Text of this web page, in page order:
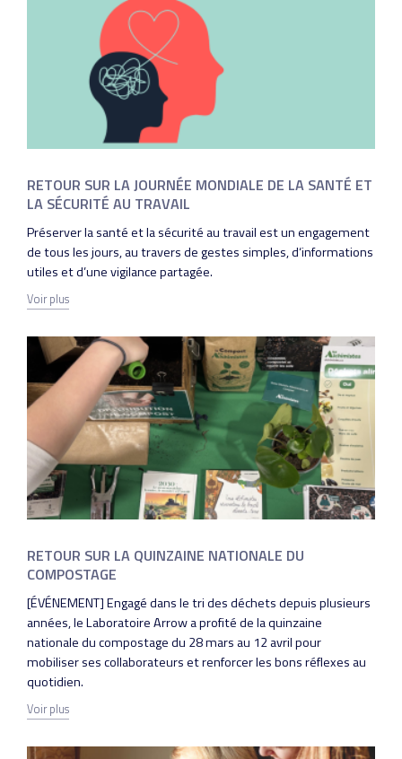
RETOUR SUR LA JOURNÉE MONDIALE DE LA SANTÉ ET
LA SÉCURITÉ AU TRAVAIL
Préserver la santé et la sécurité au travail est un engagement
de tous les jours, au travers de gestes simples, d‘informations
utiles et d’une vigilance partagée.
Voir plus
RETOUR SUR LA QUINZAINE NATIONALE DU
COMPOSTAGE
[ÉVÉNEMENT] Engagé dans le tri des déchets depuis plusieurs
années, le Laboratoire Arrow a profité de la quinzaine
nationale du compostage du 28 mars au 12 avril pour
mobiliser ses collaborateurs et renforcer les bons réflexes au
quotidien.
Voir plus